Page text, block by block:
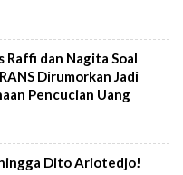
Raffi dan Nagita Soal
Dirumorkan Jadi
Pencucian Uang
Dito Ariotedjo!